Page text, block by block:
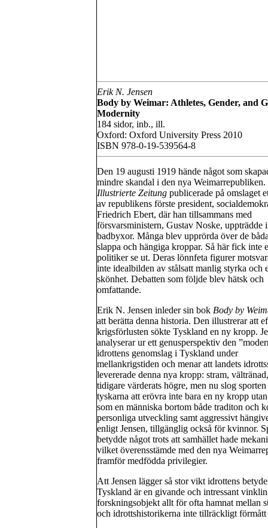
Erik N. Jensen
Body by Weimar: Athletes, Gender, and
Modernity
184 sidor, inb., ill.
Oxford: Oxford University Press 2010
ISBN 978-0-19-539564-8
Den 19 augusti 1919 hände något som
mindre skandal i den nya Weimarrepubliken.
Illustrierte Zeitung publicerade på omslaget
av republikens förste president,
Friedrich Ebert, där han tillsammans med
försvarsministern, Gustav Noske, uppträdde i
badbyxor. Många blev upprörda över de
slappa och hängiga kroppar. Så här fick inte
politiker se ut. Deras lönnfeta figurer
inte idealbilden av stålsatt manlig styrka och
skönhet. Debatten som följde blev hätsk och
omfattande.
Erik N. Jensen inleder sin bok Body by
att berätta denna historia. Den illustrerar att
krigsförlusten sökte Tyskland en ny kropp.
analyserar ur ett genusperspektiv den
idrottens genomslag i Tyskland under
mellankrigstiden och menar att landets
levererade denna nya kropp: stram,
tidigare värderats högre, men nu slog
tyskarna att erövra inte bara en ny kropp
som en människa bortom både traditon och
personliga utveckling samt aggressivt
enligt Jensen, tillgänglig också för kvinnor.
betydde något trots att samhället hade
vilket överensstämde med den nya
framför medfödda privilegier.
Att Jensen lägger så stor vikt idrottens
Tyskland är en givande och intressant
forskningsobjekt allt för ofta hamnat mellan
och idrottshistorikerna inte tillräckligt förmått